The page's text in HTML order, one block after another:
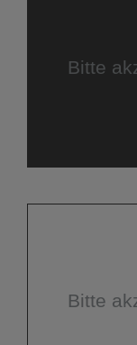
Bitte
Bitte